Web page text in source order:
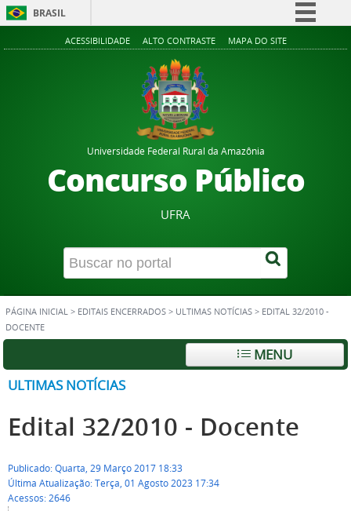
BRASIL
Simplifique!
Acesso à informação
ACESSIBILIDADE ALTO CONTRASTE MAPA DO SITE
Universidade Federal Rural da Amazônia
Concurso Público
UFRA
PÁGINA INICIAL > EDITAIS ENCERRADOS > ULTIMAS NOTÍCIAS > EDITAL 32/2010 -
DOCENTE
MENU
ULTIMAS NOTÍCIAS
Edital 32/2010 - Docente
Publicado: Quarta, 29 Março 2017 18:33
Última Atualização: Terça, 01 Agosto 2023 17:34
Acessos: 2646